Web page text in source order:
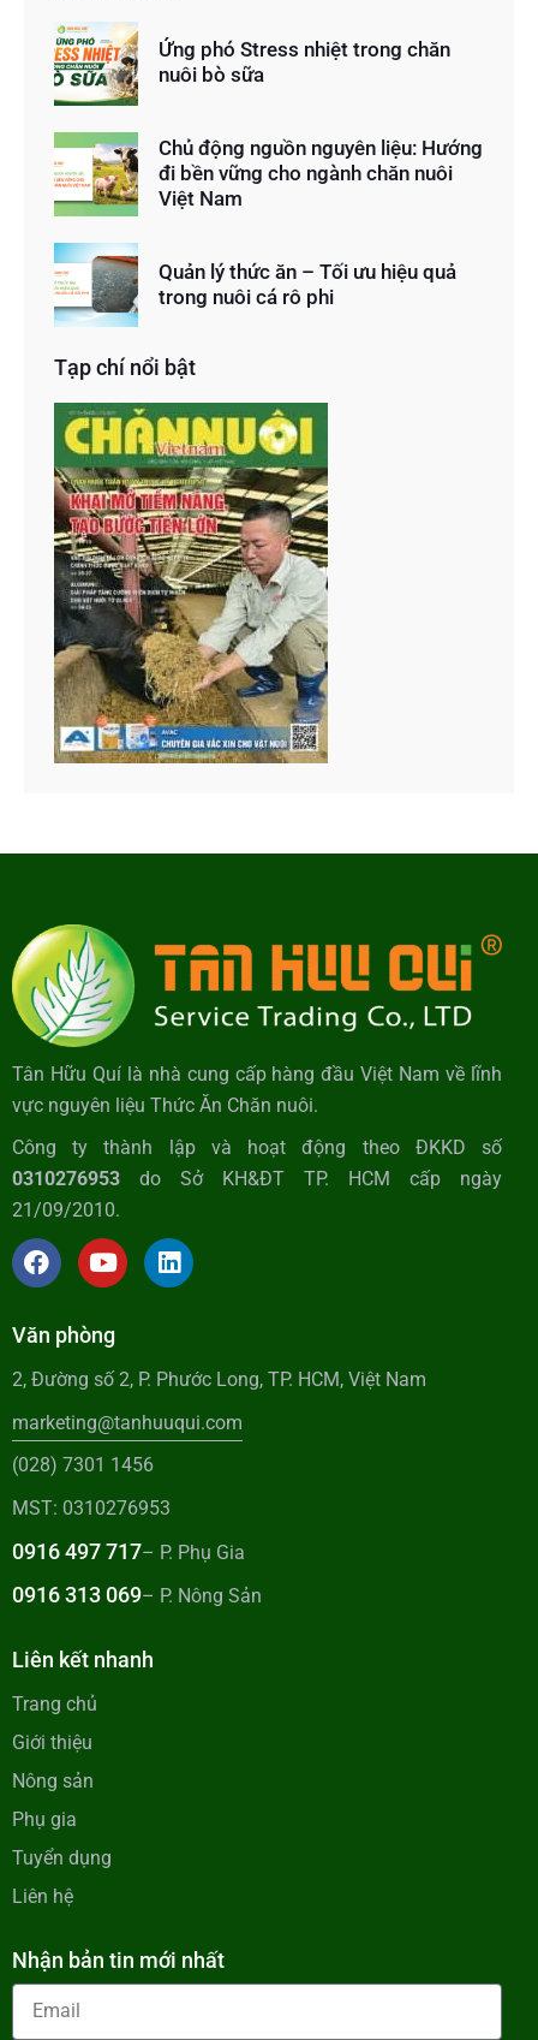
Ứng phó Stress nhiệt trong chăn
nuôi bò sữa
Chủ động nguồn nguyên liệu: Hướng
đi bền vững cho ngành chăn nuôi
Việt Nam
Quản lý thức ăn – Tối ưu hiệu quả
trong nuôi cá rô phi
Tạp chí nổi bật
Tân Hữu Quí là nhà cung cấp hàng đầu Việt Nam về lĩnh
vực nguyên liệu Thức Ăn Chăn nuôi.
Công ty thành lập và hoạt động theo ĐKKD số
0310276953 do Sở KH&ĐT TP. HCM cấp ngày
21/09/2010.
Văn phòng
2, Đường số 2, P. Phước Long, TP. HCM, Việt Nam
marketing@tanhuuqui.com
(028) 7301 1456
MST: 0310276953
0916 497 717– P. Phụ Gia
0916 313 069– P. Nông Sản
Liên kết nhanh
Trang chủ
Giới thiệu
Nông sản
Phụ gia
Tuyển dụng
Liên hệ
Nhận bản tin mới nhất